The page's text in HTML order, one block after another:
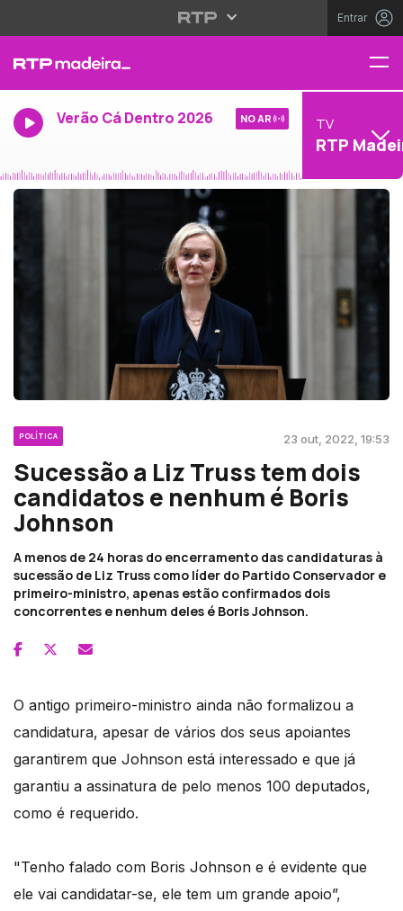
Entrar
Verão Cá Dentro 2026 NO AR TV
RTP
POLÍTICA 23 out, 2022, 19:53
Sucessão a Liz Truss tem dois
candidatos e nenhum é Boris
Johnson
A menos de 24 horas do encerramento das candidaturas à
sucessão de Liz Truss como líder do Partido Conservador e
primeiro-ministro, apenas estão confirmados dois
concorrentes e nenhum deles é Boris Johnson.
O antigo primeiro-ministro ainda não formalizou a
candidatura, apesar de vários dos seus apoiantes
garantirem que Johnson está interessado e que já
garantiu a assinatura de pelo menos 100 deputados,
como é requerido.
"Tenho falado com Boris Johnson e é evidente que
ele vai candidatar-se, ele tem um grande apoio”,